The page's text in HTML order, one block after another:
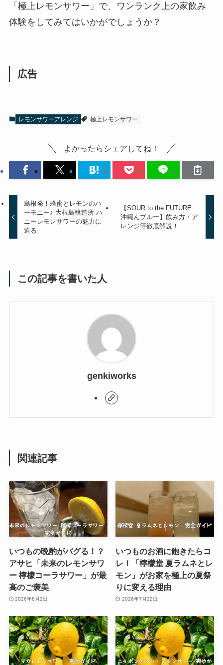
「極上レモンサワー」で、ワンランク上の家飲み
体験をしてみてはいかがでしょうか？
広告
レモンサワーアレンジ 極上レモンサワー
よかったらシェアしてね！
島根発！蜂蜜とレモンのハ
ーモニー♪ 大根島醸造所 ハ
ニーレモンサワーの魅力に
迫る
【SOUR to the FUTURE
沖縄んブルー】飲み方・ア
レンジ等徹底解説！
この記事を書いた人
genkiworks
関連記事
いつもの晩酌がバグる！？
アサヒ「未来のレモンサワ
ー 檸檬コーラサワー」が最
高のご褒美
2026年8月2日
いつものお酒に飽きたらコ
レ！「檸檬堂 夏ラムネとレ
モン」がお家を極上の夏祭
りに変える理由
2026年7月22日